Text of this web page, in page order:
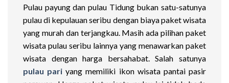
Pulau payung dan pulau Tidung bukan satu-satunya
pulau di kepulauan seribu dengan biaya paket wisata
yang murah dan terjangkau. Masih ada pilihan paket
wisata pulau seribu lainnya yang menawarkan paket
wisata dengan harga bersahabat. Salah satunya
pulau pari yang memiliki ikon wisata pantai pasir